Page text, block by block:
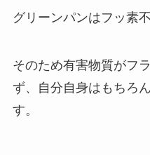
グリーンパンはフッ素
そのため有害物質がフ
ず、自分自身はもちろ
す。